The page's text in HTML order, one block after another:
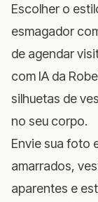
Escolher o
esmagador
de agendar
com IA da
silhuetas de
no seu corpo.
Envie sua foto
amarrados,
aparentes e